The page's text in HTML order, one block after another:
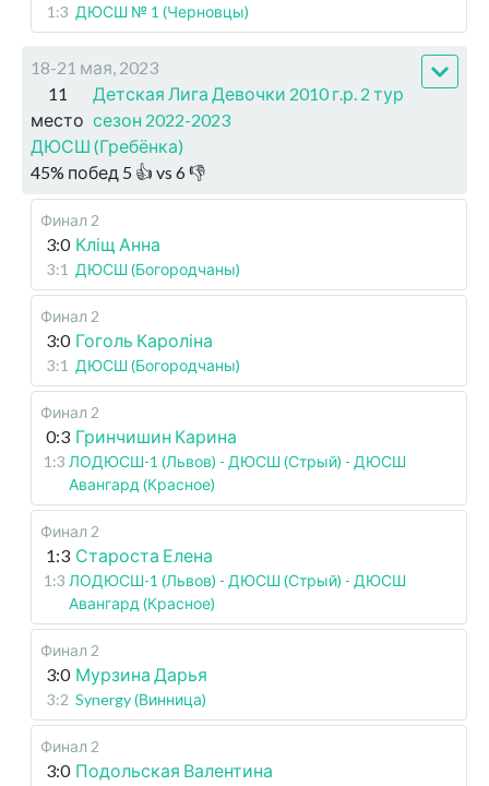
1:3 ДЮСШ № 1 (Черновцы)
18-21 мая, 2023
11
место
Детская Лига Девочки 2010 г.р. 2 тур
сезон 2022-2023
ДЮСШ (Гребёнка)
45% побед 5 👍 vs 6👎
Финал 2
3:0 Кліщ Анна
3:1 ДЮСШ (Богородчаны)
Финал 2
3:0 Гоголь Кароліна
3:1 ДЮСШ (Богородчаны)
Финал 2
0:3 Гринчишин Карина
1:3 ЛОДЮСШ-1 (Львов) - ДЮСШ (Стрый) - ДЮСШ
Авангард (Красное)
Финал 2
1:3 Староста Елена
1:3 ЛОДЮСШ-1 (Львов) - ДЮСШ (Стрый) - ДЮСШ
Авангард (Красное)
Финал 2
3:0 Мурзина Дарья
3:2 Synergy (Винница)
Финал 2
3:0 Подольская Валентина